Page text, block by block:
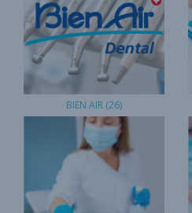
BIEN AIR (26)